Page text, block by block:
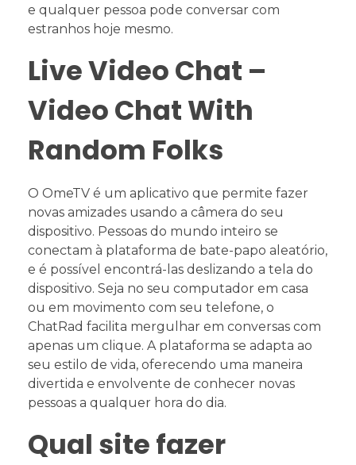
e qualquer pessoa pode conversar com
estranhos hoje mesmo.
Live Video Chat –
Video Chat With
Random Folks
O OmeTV é um aplicativo que permite fazer
novas amizades usando a câmera do seu
dispositivo. Pessoas do mundo inteiro se
conectam à plataforma de bate-papo aleatório,
e é possível encontrá-las deslizando a tela do
dispositivo. Seja no seu computador em casa
ou em movimento com seu telefone, o
ChatRad facilita mergulhar em conversas com
apenas um clique. A plataforma se adapta ao
seu estilo de vida, oferecendo uma maneira
divertida e envolvente de conhecer novas
pessoas a qualquer hora do dia.
Qual site fazer